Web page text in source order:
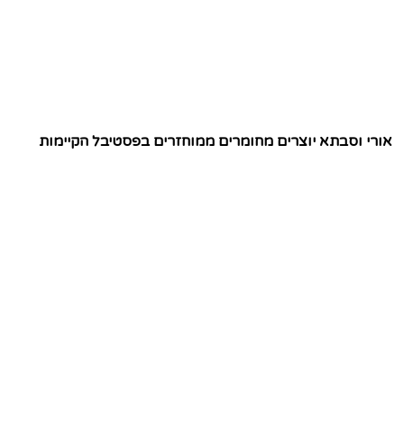
אורי וסבתא יוצרים מחומרים ממוחזרים בפסטיבל הקיימות